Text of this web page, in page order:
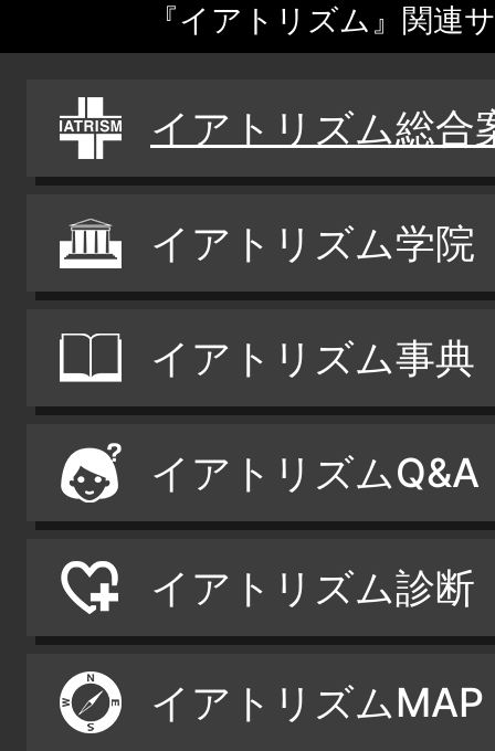
『イアトリズム』関連
イアトリズム総合
イアトリズム学院
イアトリズム事典
イアトリズムQ&A
イアトリズム診断
イアトリズムMAP